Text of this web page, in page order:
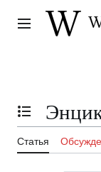
содержанию
Главное меню
Отобразить/
Статья